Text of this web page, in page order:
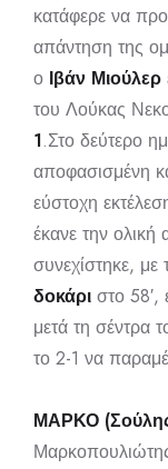
κατάφερε να
απάντηση της
ο Ιβάν Μιούλερ
του Λούκας
1.Στο δεύτερο
αποφασισμένη
εύστοχη
έκανε την ολική
συνεχίστηκε, με
δοκάρι στο 58′,
μετά τη σέντρα
το 2-1 να
ΜΑΡΚΟ